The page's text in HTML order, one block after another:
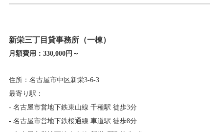
新栄三丁目貸事務所（一棟）
月額費用： 330,000円～
住所：名古屋市中区新栄3-6-3
最寄り駅：
- 名古屋市営地下鉄東山線 千種駅 徒歩3分
- 名古屋市営地下鉄桜通線 車道駅 徒歩8分